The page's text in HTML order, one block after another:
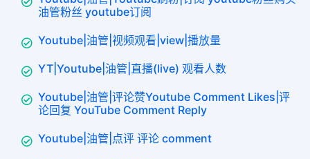
油管粉丝 youtube订阅
Youtube|油管|视频观看|view|播放量
YT|Youtube|油管|直播(live) 观看人数
Youtube|油管|评论赞Youtube Comment Likes|评
论回复 YouTube Comment Reply
Youtube|油管|点评 评论 comment